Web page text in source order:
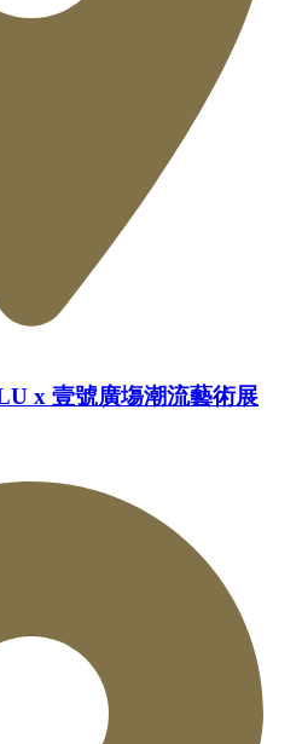
x 壹號廣塲潮流藝術展